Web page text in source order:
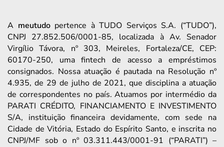
A meutudopertence à TUDO Serviços S.A. (“TUDO”),
CNPJ 27.852.506/0001-85, localizada à Av. Senador
Virgílio Távora, nº 303, Meireles, Fortaleza/CE, CEP:
60170-250, uma fintech de acesso a empréstimos
consignados. Nossa atuação é pautada na Resolução nº
4.935, de 29 de julho de 2021, que disciplina a atuação
de correspondentes no país. Atuamos por intermédio da
PARATI CRÉDITO, FINANCIAMENTO E INVESTIMENTO
S/A, instituição financeira devidamente, com sede na
Cidade de Vitória, Estado do Espírito Santo, e inscrita no
CNPJ/MF sob o nº 03.311.443/0001-91 (“PARATI”) –